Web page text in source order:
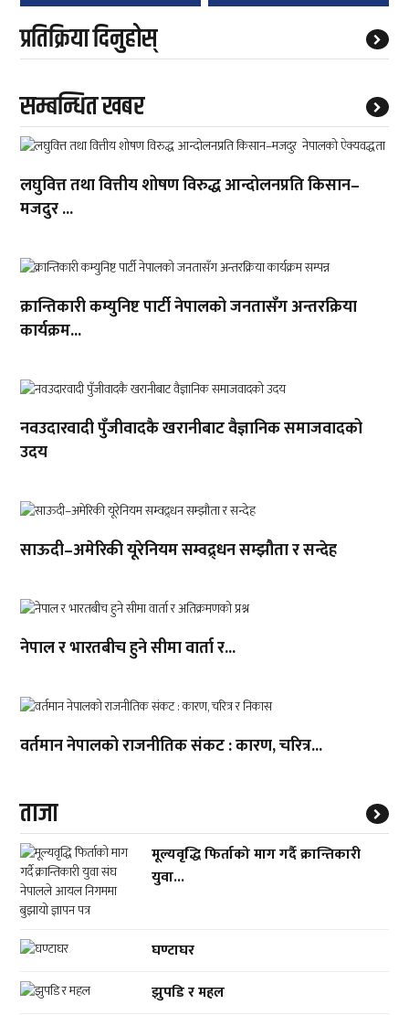
प्रतिक्रिया दिनुहोस्
सम्बन्धित खबर
लघुवित्त तथा वित्तीय शोषण विरुद्ध आन्दोलनप्रति किसान–
मजदुर ...
क्रान्तिकारी कम्युनिष्ट पार्टी नेपालको जनतासँग अन्तरक्रिया
कार्यक्रम...
नवउदारवादी पुँजीवादकै खरानीबाट वैज्ञानिक समाजवादको
उदय
साऊदी–अमेरिकी यूरेनियम सम्वद्र्धन सम्झौता र सन्देह
नेपाल र भारतबीच हुने सीमा वार्ता र...
वर्तमान नेपालको राजनीतिक संकट : कारण, चरित्र...
ताजा
मूल्यवृद्धि फिर्ताको माग गर्दै क्रान्तिकारी
युवा...
घण्टाघर
झुपडि र महल